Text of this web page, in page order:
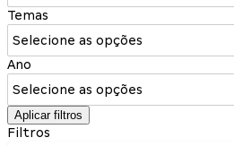
Temas
Selecione as opções
Ano
Selecione as opções
Aplicar filtros
Filtros